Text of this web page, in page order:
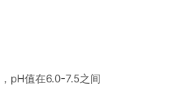
pH值在6.0-7.5之间